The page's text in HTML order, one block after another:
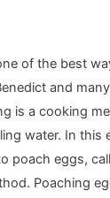
of the best
and
is a cooking
water. In this
poach eggs,
Poaching